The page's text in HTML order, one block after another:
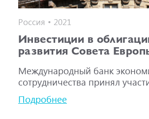
Россия • 2021
Инвестиции в
развития Совета
Международный банк
сотрудничества принял
Подробнее